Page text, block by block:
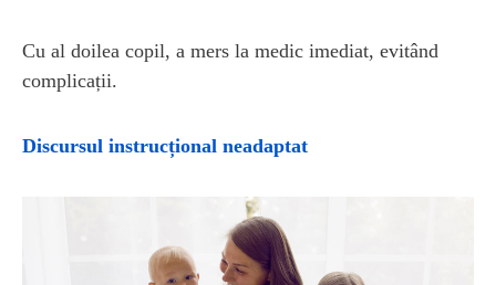
Cu al doilea copil, a mers la medic imediat, evitând
complicații.
Discursul instrucțional neadaptat